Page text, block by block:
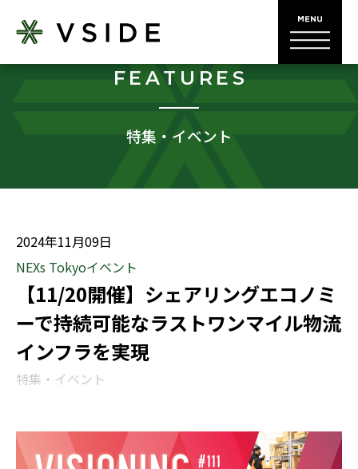
FEATURES
特集・イベント
2024年11月09日
NEXs Tokyoイベント
【11/20開催】シェアリングエコノミ
ーで持続可能なラストワンマイル物流
インフラを実現
特集・イベント